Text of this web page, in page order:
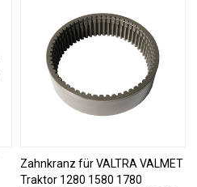
Zahnkranz für VALTRA VALMET
Traktor 1280 1580 1780